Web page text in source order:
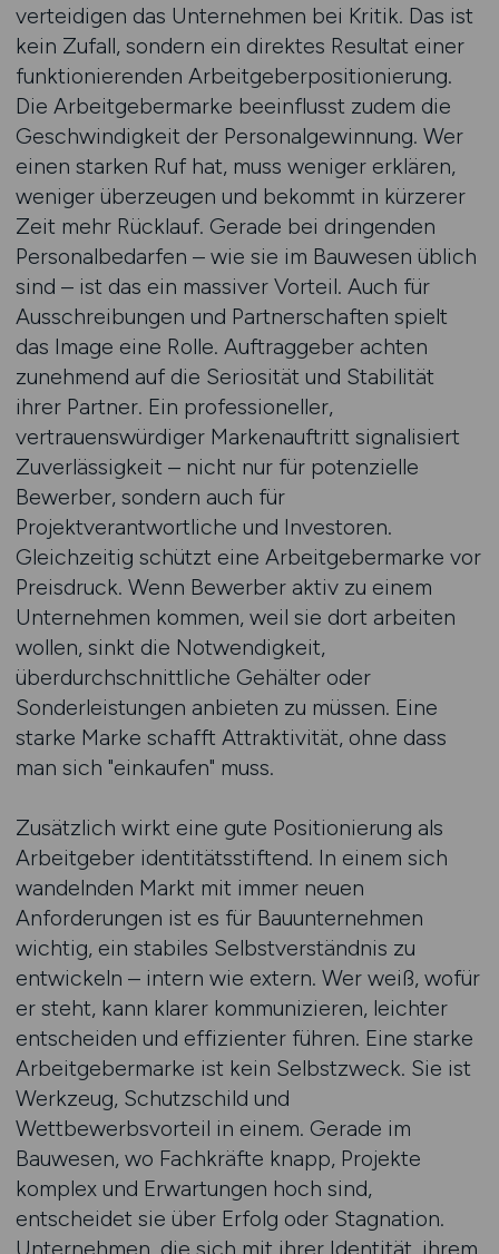
verteidigen das Unternehmen bei Kritik. Das ist
kein Zufall, sondern ein direktes Resultat einer
funktionierenden Arbeitgeberpositionierung.
Die Arbeitgebermarke beeinflusst zudem die
Geschwindigkeit der Personalgewinnung. Wer
einen starken Ruf hat, muss weniger erklären,
weniger überzeugen und bekommt in kürzerer
Zeit mehr Rücklauf. Gerade bei dringenden
Personalbedarfen – wie sie im Bauwesen üblich
sind – ist das ein massiver Vorteil. Auch für
Ausschreibungen und Partnerschaften spielt
das Image eine Rolle. Auftraggeber achten
zunehmend auf die Seriosität und Stabilität
ihrer Partner. Ein professioneller,
vertrauenswürdiger Markenauftritt signalisiert
Zuverlässigkeit – nicht nur für potenzielle
Bewerber, sondern auch für
Projektverantwortliche und Investoren.
Gleichzeitig schützt eine Arbeitgebermarke vor
Preisdruck. Wenn Bewerber aktiv zu einem
Unternehmen kommen, weil sie dort arbeiten
wollen, sinkt die Notwendigkeit,
überdurchschnittliche Gehälter oder
Sonderleistungen anbieten zu müssen. Eine
starke Marke schafft Attraktivität, ohne dass
man sich "einkaufen" muss.
Zusätzlich wirkt eine gute Positionierung als
Arbeitgeber identitätsstiftend. In einem sich
wandelnden Markt mit immer neuen
Anforderungen ist es für Bauunternehmen
wichtig, ein stabiles Selbstverständnis zu
entwickeln – intern wie extern. Wer weiß, wofür
er steht, kann klarer kommunizieren, leichter
entscheiden und effizienter führen. Eine starke
Arbeitgebermarke ist kein Selbstzweck. Sie ist
Werkzeug, Schutzschild und
Wettbewerbsvorteil in einem. Gerade im
Bauwesen, wo Fachkräfte knapp, Projekte
komplex und Erwartungen hoch sind,
entscheidet sie über Erfolg oder Stagnation.
Unternehmen, die sich mit ihrer Identität, ihrem